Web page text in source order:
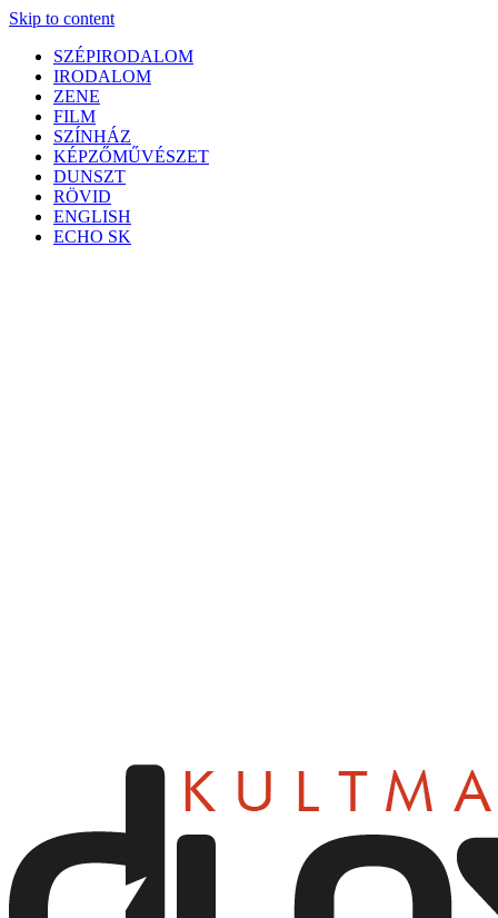
Skip to content
SZÉPIRODALOM
IRODALOM
ZENE
FILM
SZÍNHÁZ
KÉPZŐMŰVÉSZET
DUNSZT
RÖVID
ENGLISH
ECHO SK